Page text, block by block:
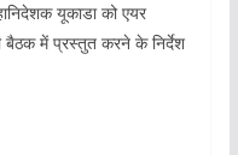
यूकाडा को एयर
बैठक में प्रस्तुत करने के निर्देश